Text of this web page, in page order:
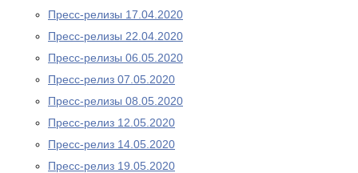
Пресс-релизы 17.04.2020
Пресс-релизы 22.04.2020
Пресс-релизы 06.05.2020
Пресс-релиз 07.05.2020
Пресс-релизы 08.05.2020
Пресс-релиз 12.05.2020
Пресс-релиз 14.05.2020
Пресс-релиз 19.05.2020